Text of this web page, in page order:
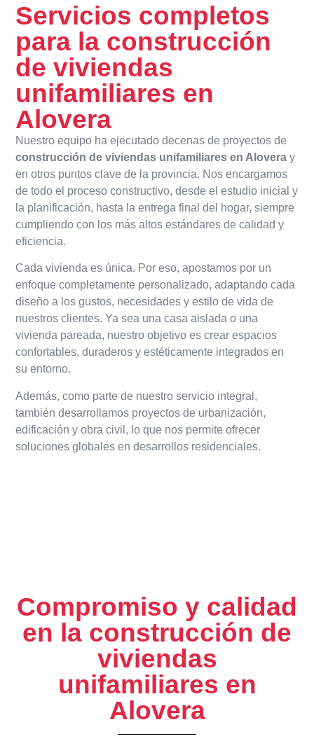
Servicios completos
para la construcción
de viviendas
unifamiliares en
Alovera
Nuestro equipo ha ejecutado decenas de proyectos de
construcción de viviendas unifamiliares en Alovera y
en otros puntos clave de la provincia. Nos encargamos
de todo el proceso constructivo, desde el estudio inicial y
la planificación, hasta la entrega final del hogar, siempre
cumpliendo con los más altos estándares de calidad y
eficiencia.
Cada vivienda es única. Por eso, apostamos por un
enfoque completamente personalizado, adaptando cada
diseño a los gustos, necesidades y estilo de vida de
nuestros clientes. Ya sea una casa aislada o una
vivienda pareada, nuestro objetivo es crear espacios
confortables, duraderos y estéticamente integrados en
su entorno.
Además, como parte de nuestro servicio integral,
también desarrollamos proyectos de urbanización,
edificación y obra civil, lo que nos permite ofrecer
soluciones globales en desarrollos residenciales.
Compromiso y calidad
en la construcción de
viviendas
unifamiliares en
Alovera